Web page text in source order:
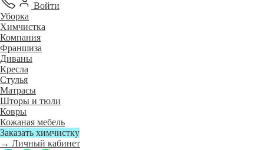
Войти
Уборка
Химчистка
Компания
Франшиза
Диваны
Кресла
Стулья
Матрасы
Шторы и тюли
Ковры
Кожаная мебель
Заказать химчистку
→ Личный кабинет